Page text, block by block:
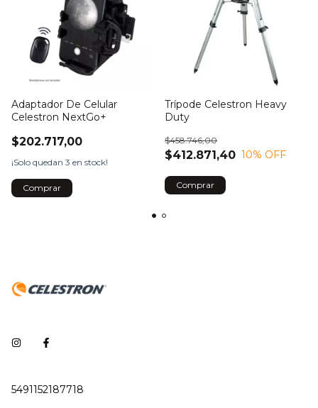
Adaptador De Celular
Celestron NextGo+
$202.717,00
¡Solo quedan 3 en stock!
Trípode Celestron Heavy
Duty
$412.871,40
$458.746,00
10% OFF
5491152187718